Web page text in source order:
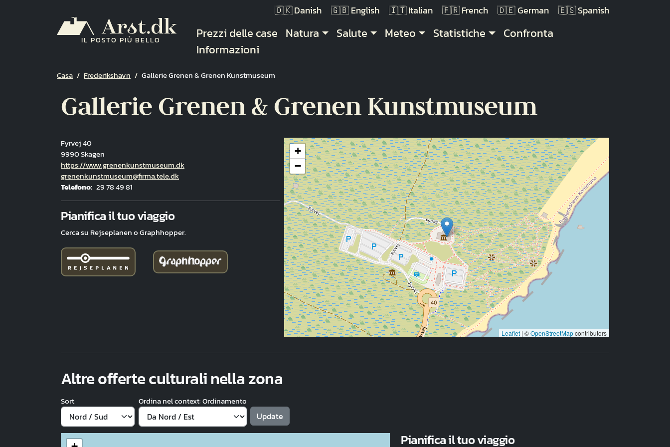
IL POSTO PIÙ BELLO
Danish English Italian French German Spanish
Navigazione principale
Prezzi delle case Natura Salute Meteo Statistiche
Confronta
Informazioni
Briciole di pane
Casa Frederikshavn Gallerie Grenen & Grenen Kunstmuseum
Gallerie Grenen & Grenen Kunstmuseum
Fyrvej 40
9990 Skagen
Hjemmeside
https://www.grenenkunstmuseum.dk
E-mail
grenenkunstmuseum@firma.tele.dk
Telefono 29 78 49 81
Pianifica il tuo viaggio
Cerca su Rejseplanen o Graphhopper.
+
−
Leaflet | ©OpenStreetMapcontributors
Altre offerte culturali nella zona
Sort Ordina nel context: Ordinamento
Pianifica il tuo viaggio